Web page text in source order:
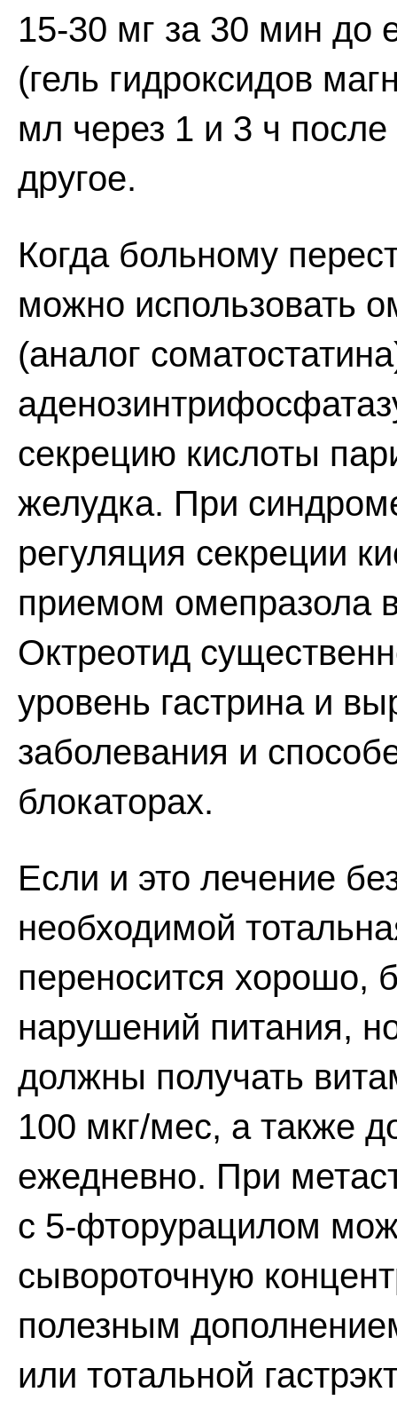
15-30 мг за 30 мин до
(гель гидроксидов
мл через 1 и 3 ч
другое.
Когда больному
можно использовать
(аналог
секрецию кислоты
желудка. При
регуляция секреции
приемом омепразола
Октреотид
уровень гастрина и
заболевания и
блокаторах.
Если и это лечение
необходимой
переносится хорошо,
нарушений питания,
должны получать
100 мкг/мес, а также
ежедневно. При
с 5-фторурацилом
сывороточную
полезным
или тотальной